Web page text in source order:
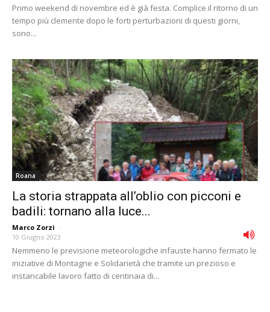
Primo weekend di novembre ed è già festa. Complice il ritorno di un
tempo più clemente dopo le forti perturbazioni di questi giorni,
sono...
Roana
La storia strappata all’oblio con picconi e
badili: tornano alla luce...
Marco Zorzi -
10 Giugno 2023
Nemmeno le previsione meteorologiche infauste hanno fermato le
iniziative di Montagne e Solidarietà che tramite un prezioso e
instancabile lavoro fatto di centinaia di...